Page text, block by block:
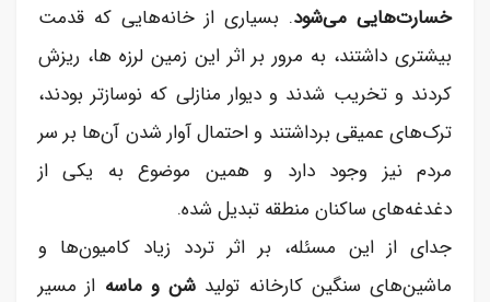
خسارت‌هایی می‌شود. بسیاری از خانه‌هایی که قدمت
بیشتری داشتند، به مرور بر اثر این زمین لرزه ها، ریزش
کردند و تخریب شدند و دیوار منازلی که نوسازتر بودند،
ترک‌های عمیقی برداشتند و احتمال آوار شدن آن‌ها بر سر
مردم نیز وجود دارد و همین موضوع به یکی از
دغدغه‌های ساکنان منطقه تبدیل شده.
جدای از این مسئله، بر اثر تردد زیاد کامیون‌ها و
ماشین‌های سنگین کارخانه تولید شن و ماسه از مسیر